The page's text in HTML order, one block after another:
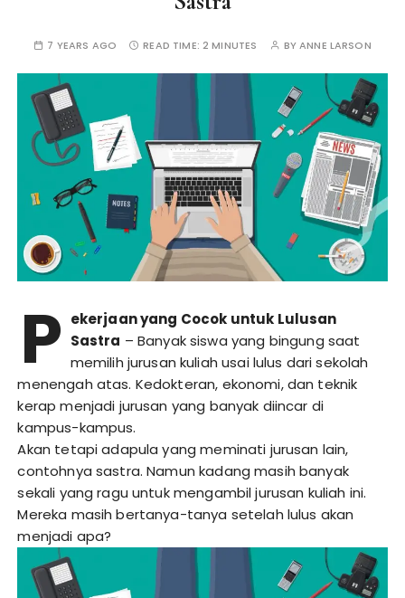
7 YEARS AGO READ TIME: 2 MINUTES BYANNE LARSON
P ekerjaan yang Cocok untuk Lulusan
Sastra – Banyak siswa yang bingung saat
memilih jurusan kuliah usai lulus dari sekolah
menengah atas. Kedokteran, ekonomi, dan teknik
kerap menjadi jurusan yang banyak diincar di
kampus-kampus.
Akan tetapi adapula yang meminati jurusan lain,
contohnya sastra. Namun kadang masih banyak
sekali yang ragu untuk mengambil jurusan kuliah ini.
Mereka masih bertanya-tanya setelah lulus akan
menjadi apa?